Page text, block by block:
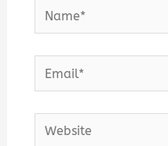
Name*
Email*
Website